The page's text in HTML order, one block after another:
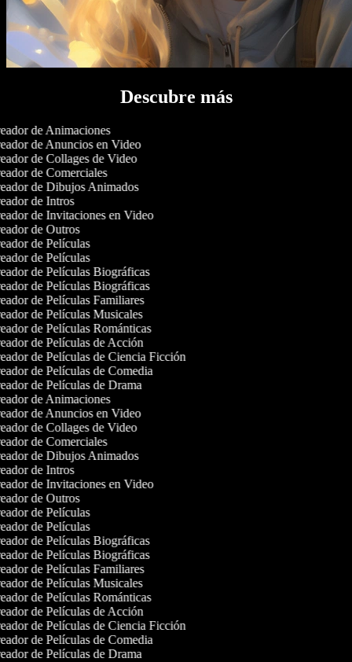
Descubre más
de Animaciones
de Anuncios en Video
de Collages de Video
de Comerciales
de Dibujos Animados
de Intros
de Invitaciones en Video
de Outros
de Películas
de Películas
de Películas Biográficas
de Películas Biográficas
de Películas Familiares
de Películas Musicales
de Películas Románticas
de Películas de Acción
de Películas de Ciencia Ficción
de Películas de Comedia
de Películas de Drama
de Animaciones
de Anuncios en Video
de Collages de Video
de Comerciales
de Dibujos Animados
de Intros
de Invitaciones en Video
de Outros
de Películas
de Películas
de Películas Biográficas
de Películas Biográficas
de Películas Familiares
de Películas Musicales
de Películas Románticas
de Películas de Acción
de Películas de Ciencia Ficción
de Películas de Comedia
de Películas de Drama